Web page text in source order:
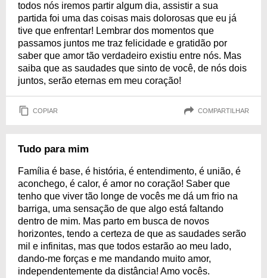
todos nós iremos partir algum dia, assistir a sua
partida foi uma das coisas mais dolorosas que eu já
tive que enfrentar! Lembrar dos momentos que
passamos juntos me traz felicidade e gratidão por
saber que amor tão verdadeiro existiu entre nós. Mas
saiba que as saudades que sinto de você, de nós dois
juntos, serão eternas em meu coração!
COPIAR COMPARTILHAR
Tudo para mim
Família é base, é história, é entendimento, é união, é
aconchego, é calor, é amor no coração! Saber que
tenho que viver tão longe de vocês me dá um frio na
barriga, uma sensação de que algo está faltando
dentro de mim. Mas parto em busca de novos
horizontes, tendo a certeza de que as saudades serão
mil e infinitas, mas que todos estarão ao meu lado,
dando-me forças e me mandando muito amor,
independentemente da distância! Amo vocês.